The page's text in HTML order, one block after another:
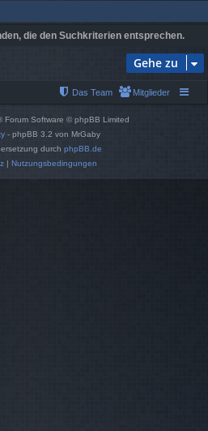
die den Suchkriterien entsprechen.
Gehe zu
Mitglieder
Das Team
Forum Software © phpBB Limited
- phpBB 3.2 von MrGaby
durch phpBB.de
| Nutzungsbedingungen